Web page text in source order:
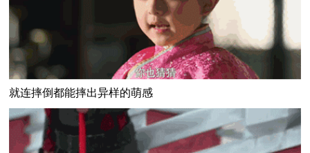
就连摔倒都能摔出异样的萌感